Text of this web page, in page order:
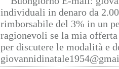
individuali in denaro da
rimborsabile del 3% in un
ragionevoli se la mia
per discutere le modalità e